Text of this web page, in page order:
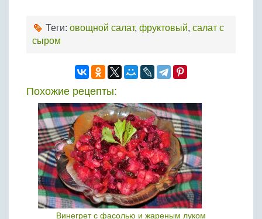
Теги: овощной салат, фруктовый, салат с
сыром
Похожие рецепты:
Винегрет с фасолью и жареным луком